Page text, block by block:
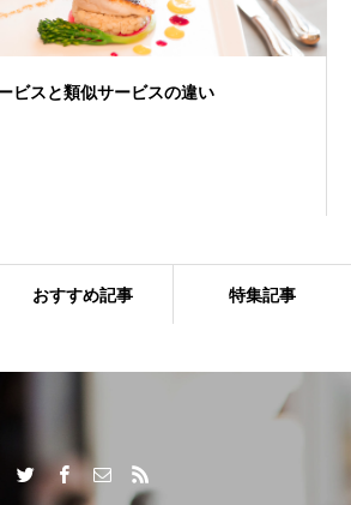
ビスと類似サービスの違い
ならではの付加価値とは？
おすすめ記事 特集記事